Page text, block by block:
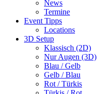
News
Termine
Event Tipps
Locations
3D Setup
Klassisch (2D)
Nur Augen (3D)
Blau / Gelb
Gelb / Blau
Rot / Türkis